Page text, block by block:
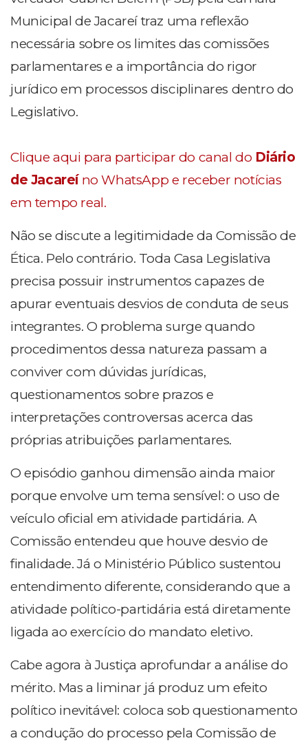
Municipal de Jacareí traz uma reflexão
necessária sobre os limites das comissões
parlamentares e a importância do rigor
jurídico em processos disciplinares dentro do
Legislativo.
Clique aqui para participar do canal do Diário
de Jacareíno WhatsApp e receber notícias
em tempo real.
Não se discute a legitimidade da Comissão de
Ética. Pelo contrário. Toda Casa Legislativa
precisa possuir instrumentos capazes de
apurar eventuais desvios de conduta de seus
integrantes. O problema surge quando
procedimentos dessa natureza passam a
conviver com dúvidas jurídicas,
questionamentos sobre prazos e
interpretações controversas acerca das
próprias atribuições parlamentares.
O episódio ganhou dimensão ainda maior
porque envolve um tema sensível: o uso de
veículo oficial em atividade partidária. A
Comissão entendeu que houve desvio de
finalidade. Já o Ministério Público sustentou
entendimento diferente, considerando que a
atividade político-partidária está diretamente
ligada ao exercício do mandato eletivo.
Cabe agora à Justiça aprofundar a análise do
mérito. Mas a liminar já produz um efeito
político inevitável: coloca sob questionamento
a condução do processo pela Comissão de